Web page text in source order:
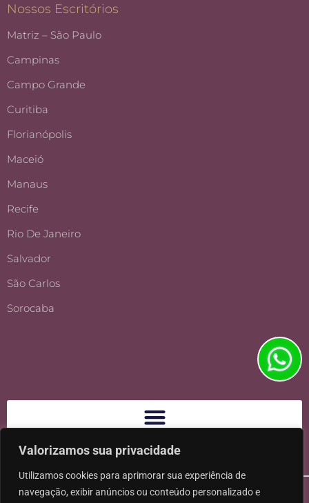
Valorizamos sua privacidade
Utilizamos cookies para aprimorar sua experiência de
navegação, exibir anúncios ou conteúdo personalizado e
Nossos Escritórios
Matriz – São Paulo
Campinas
Campo Grande
Curitiba
Florianópolis
Maceió
Manaus
Recife
Rio De Janeiro
Salvador
São Carlos
Sorocaba